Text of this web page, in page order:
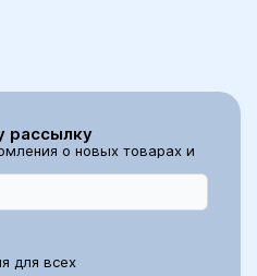
рассылку
о новых товарах и
для всех